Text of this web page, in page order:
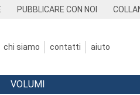
PUBBLICARE CON NOI
chi siamo contatti aiuto
VOLUMI